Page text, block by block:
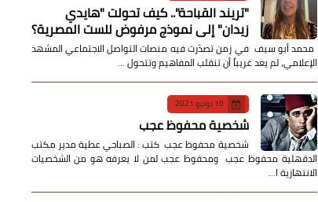
​"تريند القباحة".. كيف تحولت "هايدي
زيدان" إلى نموذج مرفوض للست المصرية؟
​ محمد أبو سيف ​في زمن تصدّرت فيه منصات التواصل الاجتماعي المشهد
الإعلامي، لم يعد غريباً أن تنقلب المفاهيم وتتحول …
10 يونيو 2021
شخصية محفوظ عجب
شخصية محفوظ عجب كتب : الصباحي عطية مدير مكتب
الدقهلية محفوظ عجب ومحفوظ عجب لمن لا يعرفه هو من الشخصيات
الانتهازية ا…